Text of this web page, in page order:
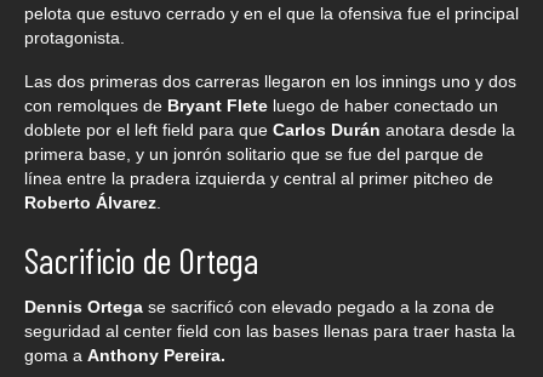
pelota que estuvo cerrado y en el que la ofensiva fue el principal
protagonista.
Las dos primeras dos carreras llegaron en los innings uno y dos
con remolques de Bryant Flete luego de haber conectado un
doblete por el left field para que Carlos Durán anotara desde la
primera base, y un jonrón solitario que se fue del parque de
línea entre la pradera izquierda y central al primer pitcheo de
Roberto Álvarez
Sacrificio de Ortega
Dennis Ortega se sacrificó con elevado pegado a la zona de
seguridad al center field con las bases llenas para traer hasta la
goma a Anthony Pereira.